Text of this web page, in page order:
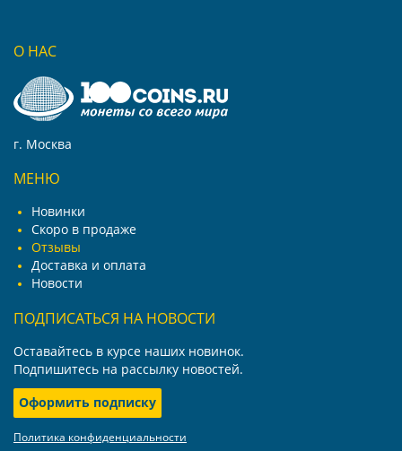
О НАС
г. Москва
МЕНЮ
Новинки
Скоро в продаже
Отзывы
Доставка и оплата
Новости
ПОДПИСАТЬСЯ НА НОВОСТИ
Оставайтесь в курсе наших новинок.
Подпишитесь на рассылку новостей.
Оформить подписку
Политика конфиденциальности